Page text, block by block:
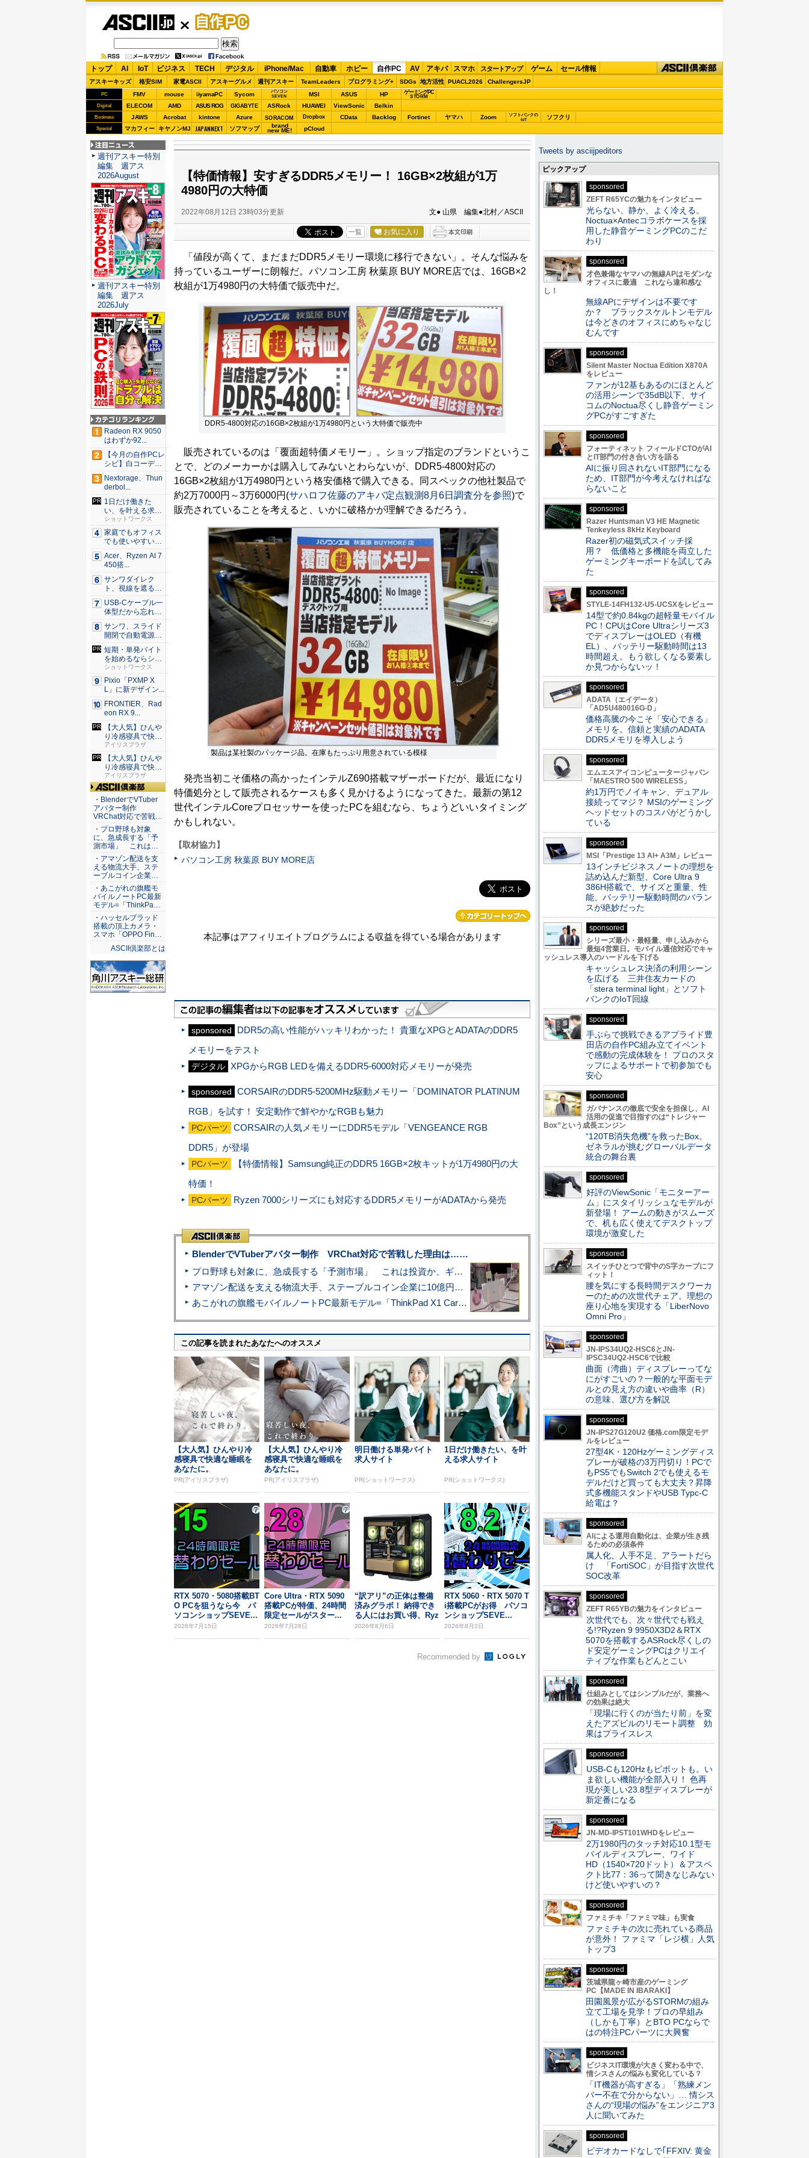
自作PC
トップ AI IoT ビジネス TECH デジタル iPhone/Mac 自動車 ホビー 自作PC AV アキバ スマホ スタートアップ ゲーム セール情報
アスキーキッズ 格安SIM 家電ASCII アスキーグルメ 週刊アスキー TeamLeaders プログラミング+ SDGs 地方活性 PUACL2026 ChallengersJP
PC FMV mouse iiyamaPC Sycom
パソコン
SEVEN
MSI ASUS HP ゲーミングPC
STORM
Digital ELECOM AMD ASUS ROG GIGABYTE ASRock HUAWEI ViewSonic Belkin
Business JAWS Acrobat kintone Azure SORACOM Dropbox CData Backlog Fortinet ヤマハ Zoom
ソフトバンクの
IoT
ソフクリ
Special マカフィー キヤノンMJ JAPANNEXT ソフマップ brand
new ME! pCloud
【特価情報】安すぎるDDR5メモリー！ 16GB×2枚組が1万
4980円の大特価
2022年08月12日 23時03分更新 文● 山県 編集●北村／ASCII
一覧 お気に入り
「値段が高くて、まだまだDDR5メモリー環境に移行できない」。そんな悩みを
持っているユーザーに朗報だ。パソコン工房 秋葉原 BUY MORE店では、16GB×2
枚組が1万4980円の大特価で販売中だ。
DDR5-4800対応の16GB×2枚組が1万4980円という大特価で販売中
販売されているのは「覆面超特価メモリー」。ショップ指定のブランドというこ
とで、どのメーカーかは購入してみないとわらないが、DDR5-4800対応の
16GB×2枚組が1万4980円という格安価格で購入できる。同スペックの他社製品で
約2万7000円～3万6000円(サハロフ佐藤のアキバ定点観測8月6日調査分を参照)で
販売されていることを考えると、いかに破格かが理解できるだろう。
製品は某社製のパッケージ品。在庫もたっぷり用意されている模様
発売当初こそ価格の高かったインテルZ690搭載マザーボードだが、最近になり
特価処分として販売されるケースも多く見かけるようになってきた。最新の第12
世代インテルCoreプロセッサーを使ったPCを組むなら、ちょうどいいタイミング
かもしれない。
【取材協力】
パソコン工房 秋葉原 BUY MORE店
本記事はアフィリエイトプログラムによる収益を得ている場合があります
sponsored
DDR5の高い性能がハッキリわかった！ 貴重なXPGとADATAのDDR5
メモリーをテスト
デジタル XPGからRGB LEDを備えるDDR5-6000対応メモリーが発売
sponsored
CORSAIRのDDR5-5200MHz駆動メモリー「DOMINATOR PLATINUM
RGB」を試す！ 安定動作で鮮やかなRGBも魅力
PCパーツ
CORSAIRの人気メモリーにDDR5モデル「VENGEANCE RGB
DDR5」が登場
PCパーツ
【特価情報】Samsung純正のDDR5 16GB×2枚キットが1万4980円の大
特価！
PCパーツ Ryzen 7000シリーズにも対応するDDR5メモリーがADATAから発売
BlenderでVTuberアバター制作 VRChat対応で苦戦した理由は……
プロ野球も対象に、急成長する「予測市場」 これは投資か、ギャンブルか
アマゾン配送を支える物流大手、ステーブルコイン企業に10億円投資のワケ
あこがれの旗艦モバイルノートPC最新モデル=「ThinkPad X1 Carbon Gen 14 Aura Edition」実機レビュー
この記事を読まれたあなたへのオススメ
【大人気】ひんやり冷
感寝具で快適な睡眠を
あなたに。
PR(アイリスプラザ)
【大人気】ひんやり冷
感寝具で快適な睡眠を
あなたに。
PR(アイリスプラザ)
明日働ける単発バイト
求人サイト
PR(ショットワークス)
1日だけ働きたい、を叶
える求人サイト
PR(ショットワークス)
RTX 5070・5080搭載BT
O PCを狙うなら今 パ
ソコンショップSEVE...
2026年7月15日
Core Ultra・RTX 5090
搭載PCが特価、24時間
限定セールがスター...
2026年7月28日
“訳アリ”の正体は整備
済みグラボ！ 納得でき
る人にはお買い得、Ryz
en 7 9...
2026年8月6日
RTX 5060・RTX 5070 T
i搭載PCがお得 パソコ
ンショップSEVE...
2026年8月2日
Recommended by
注目ニュース
週刊アスキー特別
編集 週アス
2026August
週刊アスキー特別
編集 週アス
2026July
Radeon RX 9050
はわずか92...
【今月の自作PCレ
シピ】白コーデと
発光が...
Nextorage、Thun
derbol...
1日だけ働きた
い、を叶える求人
サイト
ショットワークス
家庭でもオフィス
でも使いやすい
Syno...
Acer、Ryzen AI 7
450搭...
サンワダイレク
ト、視線を遮るフ
ェルト製デ...
USB-Cケーブル一
体型だから忘れな
い！...
サンワ、スライド
開閉で自動電源O
N/OF...
短期・単発バイト
を始めるならショ
ットワー...
ショットワークス
Pixio「PXMP X
L」に新デザイン...
FRONTIER、Rad
eon RX 9...
【大人気】ひんや
り冷感寝具で快適
な睡眠を...
アイリスプラザ
【大人気】ひんや
り冷感寝具で快適
な睡眠を...
アイリスプラザ
ASCII倶楽部
・BlenderでVTuber
アバター制作
VRChat対応で苦戦…
・プロ野球も対象
に、急成長する「予
測市場」 これは…
・アマゾン配送を支
える物流大手、ステ
ーブルコイン企業…
・あこがれの旗艦モ
バイルノートPC最新
モデル=「ThinkPa…
・ハッセルブラッド
搭載の頂上カメラ・
スマホ「OPPO Fin…
ASCII倶楽部とは
Tweets by asciijpeditors
ピックアップ
sponsored
ZEFT R65YCの魅力をインタビュー
光らない、静か、よく冷える。
Noctua×Antecコラボケースを採
用した静音ゲーミングPCのこだ
わり
sponsored
才色兼備なヤマハの無線APはモダンな
オフィスに最適 これなら違和感な
し！
無線APにデザインは不要です
か？ ブラックスケルトンモデル
は今どきのオフィスにめちゃなじ
むんです
sponsored
Silent Master Noctua Edition X870A
をレビュー
ファンが12基もあるのにほとんど
の活用シーンで35dB以下、サイ
コムのNoctua尽くし静音ゲーミン
グPCがすごすぎた
sponsored
フォーティネット フィールドCTOがAI
とIT部門の付き合い方を語る
AIに振り回されないIT部門になる
ため、IT部門が今考えなければな
らないこと
sponsored
Razer Huntsman V3 HE Magnetic
Tenkeyless 8kHz Keyboard
Razer初の磁気式スイッチ採
用？ 低価格と多機能を両立した
ゲーミングキーボードを試してみ
た
sponsored
STYLE-14FH132-U5-UCSXをレビュー
14型で約0.84kgの超軽量モバイル
PC！CPUはCore Ultraシリーズ3
でディスプレーはOLED（有機
EL）、バッテリー駆動時間は13
時間超え。もう欲しくなる要素し
か見つからないッ！
sponsored
ADATA（エイデータ）
「AD5U480016G-D」
価格高騰の今こそ「安心できる」
メモリを。信頼と実績のADATA
DDR5メモリを導入しよう
sponsored
エムエスアイコンピュータージャパン
「MAESTRO 500 WIRELESS」
約1万円でノイキャン、デュアル
接続ってマジ？ MSIのゲーミング
ヘッドセットのコスパがどうかし
ている
sponsored
MSI「Prestige 13 AI+ A3M」レビュー
13インチビジネスノートの理想を
詰め込んだ新型、Core Ultra 9
386H搭載で、サイズと重量、性
能、バッテリー駆動時間のバラン
スが絶妙だった
sponsored
シリーズ最小・最軽量、申し込みから
最短4営業日。モバイル通信対応でキャ
ッシュレス導入のハードルを下げる
キャッシュレス決済の利用シーン
を広げる 三井住友カードの
「stera terminal light」とソフト
バンクのIoT回線
sponsored
手ぶらで挑戦できるアプライド豊
田店の自作PC組み立てイベント
で感動の完成体験を！ プロのスタ
ッフによるサポートで初参加でも
安心
sponsored
ガバナンスの徹底で安全を担保し、AI
活用の促進で目指すのは“トレジャー
Box”という成長エンジン
“120TB消失危機”を救ったBox。
ゼネラルが挑むグローバルデータ
統合の舞台裏
sponsored
好評のViewSonic「モニターアー
ム」にスタイリッシュなモデルが
新登場！ アームの動きがスムーズ
で、机も広く使えてデスクトップ
環境が激変した
sponsored
スイッチひとつで背中のS字カーブにフ
ィット！
腰を気にする長時間デスクワーカ
ーのための次世代チェア。理想の
座り心地を実現する「LiberNovo
Omni Pro」
sponsored
JN-IPS34UQ2-HSC6とJN-
IPSC34UQ2-HSC6で比較
曲面（湾曲）ディスプレーってな
にがすごいの？一般的な平面モデ
ルとの見え方の違いや曲率（R）
の意味、選び方を解説
sponsored
JN-IPS27G120U2 価格.com限定モデ
ルをレビュー
27型4K・120Hzゲーミングディス
プレーが破格の3万円切り！PCで
もPS5でもSwitch 2でも使えるモ
デルだけど買っても大丈夫？昇降
式多機能スタンドやUSB Typc-C
給電は？
sponsored
AIによる運用自動化は、企業が生き残
るための必須条件
属人化、人手不足、アラートだら
け 「FortiSOC」が目指す次世代
SOC改革
sponsored
ZEFT R65YBの魅力をインタビュー
次世代でも、次々世代でも戦え
る!?Ryzen 9 9950X3D2＆RTX
5070を搭載するASRock尽くしの
ド安定ゲーミングPCはクリエイ
ティブな作業もどんとこい
sponsored
仕組みとしてはシンプルだが、業務へ
の効果は絶大
「現場に行くのが当たり前」を変
えたアズビルのリモート調整 効
果はプライスレス
sponsored
USB-Cも120Hzもピボットも。い
ま欲しい機能が全部入り！ 色再
現が美しい23.8型ディスプレーが
新定番になる
sponsored
JN-MD-IPST101WHDをレビュー
2万1980円のタッチ対応10.1型モ
バイルディスプレー、ワイド
HD（1540×720ドット）＆アスペ
クト比77：36って聞きなじみない
けど使いやすいの？
sponsored
ファミチキ「ファミマ味」も実食
ファミチキの次に売れている商品
が意外！ ファミマ「レジ横」人気
トップ3
sponsored
茨城県龍ヶ崎市産のゲーミング
PC【MADE IN IBARAKI】
田園風景が広がるSTORMの組み
立て工場を見学！プロの早組み
（しかも丁寧）とBTO PCならで
はの特注PCパーツに大興奮
sponsored
ビジネスIT環境が大きく変わる中で、
情シスさんの悩みも変化している？
「IT機器が高すぎる」「熟練メン
バー不在で分からない」… 情シス
さんの“現場の悩み”をエンジニア3
人に聞いてみた
sponsored
ビデオカードなしで｢FFXIV: 黄金